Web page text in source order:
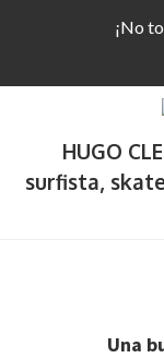
¡No
HUGO
surfista,
Una